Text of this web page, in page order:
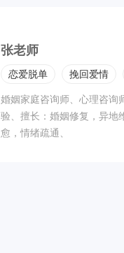
张老师
恋爱脱单 挽回爱情
婚姻家庭咨询师、心理咨询
验、擅长：婚姻修复，异地
愈，情绪疏通、